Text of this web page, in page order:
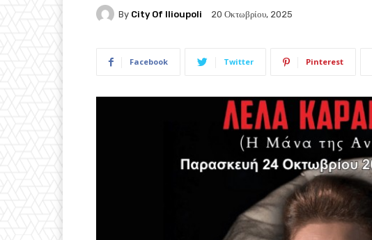
By City Of Ilioupoli 20 Οκτωβρίου, 2025
Facebook Twitter Pinterest